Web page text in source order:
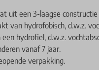
uit een 3-laagse
van hydrofobisch, d.w.z.
hydrofiel, d.w.z.
vanaf 7 jaar.
verpakking.